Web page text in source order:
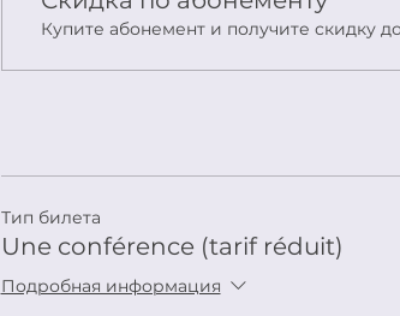
Купите абонемент и получите скидку
Тип билета
Une conférence (tarif réduit)
Подробная информация